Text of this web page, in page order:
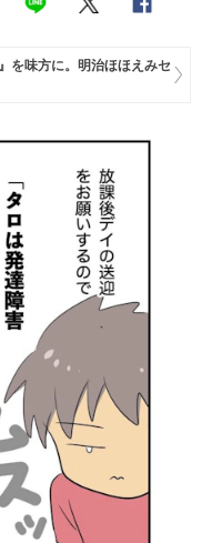
を味方に。明治ほほえみセ